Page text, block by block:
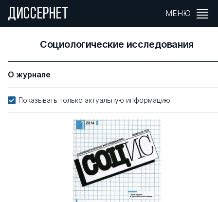
ДИССЕРНЕТ МЕНЮ
Социологические исследования
О журнале
Показывать только актуальную информацию